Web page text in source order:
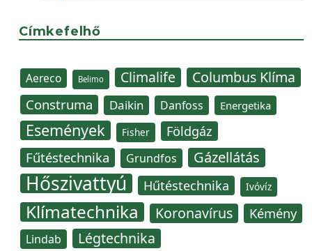
Címkefelhő
Aereco Belimo Climalife Columbus Klíma
Construma Daikin Danfoss Energetika
Események Fisher Földgáz
Fűtéstechnika Grundfos Gázellátás
Hőszivattyú Hűtéstechnika Ivóvíz
Klímatechnika Koronavírus Kémény
Lindab Légtechnika